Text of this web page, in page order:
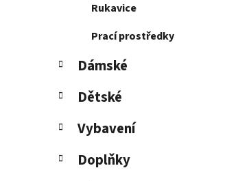
Rukavice
Prací prostředky
Dámské
Dětské
Vybavení
Doplňky